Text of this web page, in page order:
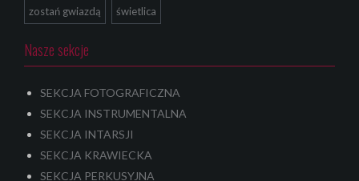
zostań gwiazdą świetlica
Nasze sekcje
SEKCJA FOTOGRAFICZNA
SEKCJA INSTRUMENTALNA
SEKCJA INTARSJI
SEKCJA KRAWIECKA
SEKCJA PERKUSYJNA